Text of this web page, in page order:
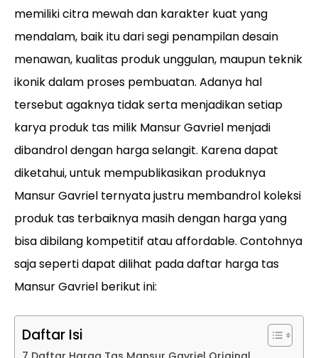
memiliki citra mewah dan karakter kuat yang
mendalam, baik itu dari segi penampilan desain
menawan, kualitas produk unggulan, maupun teknik
ikonik dalam proses pembuatan. Adanya hal
tersebut agaknya tidak serta menjadikan setiap
karya produk tas milik Mansur Gavriel menjadi
dibandrol dengan harga selangit. Karena dapat
diketahui, untuk mempublikasikan produknya
Mansur Gavriel ternyata justru membandrol koleksi
produk tas terbaiknya masih dengan harga yang
bisa dibilang kompetitif atau affordable. Contohnya
saja seperti dapat dilihat pada daftar harga tas
Mansur Gavriel berikut ini:
Daftar Isi